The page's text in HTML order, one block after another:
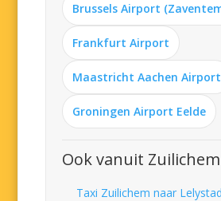
Brussels Airport
Frankfurt Airport
Maastricht Aachen Airport
Groningen Airport Eelde
Ook vanuit
Taxi Zuilichem naar